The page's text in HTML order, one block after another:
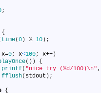
;
{
time(0 ) % 10 ) ;
x=0; x<100; x++ )
( ) )
{
printf( "nice try (%d/100)\n" ,
fflush( stdout ) ;
{